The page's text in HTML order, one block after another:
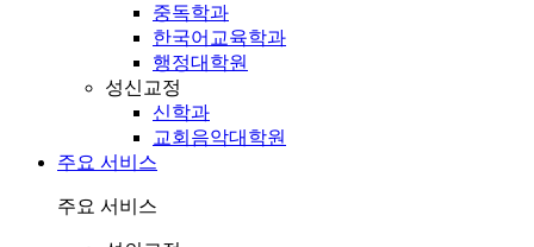
중독학과
한국어교육학과
행정대학원
성신교정
신학과
교회음악대학원
주요 서비스
주요 서비스